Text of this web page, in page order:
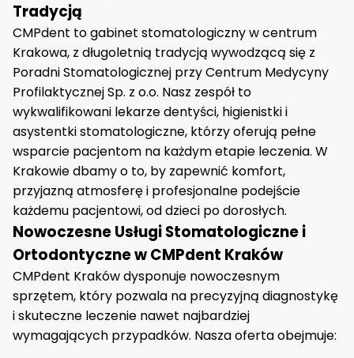
Tradycją
CMPdent to gabinet stomatologiczny w centrum
Krakowa, z długoletnią tradycją wywodzącą się z
Poradni Stomatologicznej przy Centrum Medycyny
Profilaktycznej Sp. z o.o. Nasz zespół to
wykwalifikowani lekarze dentyści, higienistki i
asystentki stomatologiczne, którzy oferują pełne
wsparcie pacjentom na każdym etapie leczenia. W
Krakowie dbamy o to, by zapewnić komfort,
przyjazną atmosferę i profesjonalne podejście
każdemu pacjentowi, od dzieci po dorosłych.
Nowoczesne Usługi Stomatologiczne i
Ortodontyczne w CMPdent Kraków
CMPdent Kraków dysponuje nowoczesnym
sprzętem, który pozwala na precyzyjną diagnostykę
i skuteczne leczenie nawet najbardziej
wymagających przypadków. Nasza oferta obejmuje: